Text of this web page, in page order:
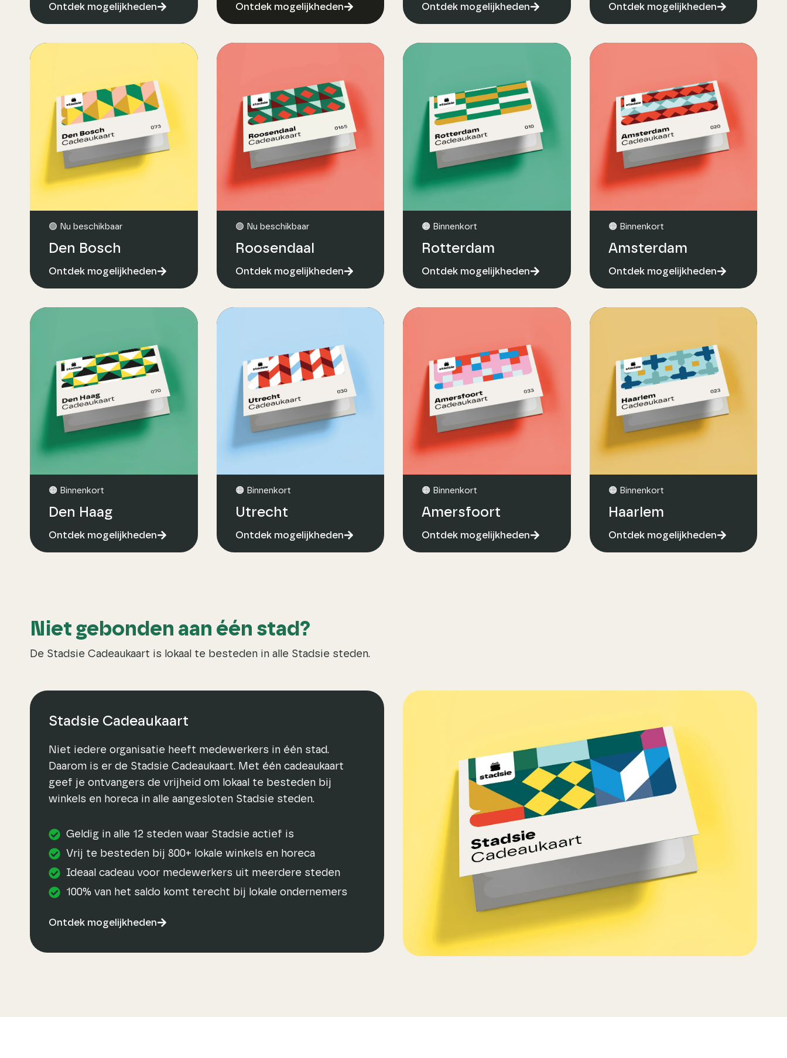
Ontdek mogelijkheden Ontdek mogelijkheden Ontdek mogelijkheden Ontdek mogelijkheden
🟢 Nu beschikbaar
Den Bosch
Ontdek mogelijkheden
🟢 Nu beschikbaar
Roosendaal
Ontdek mogelijkheden
🟠 Binnenkort
Rotterdam
Ontdek mogelijkheden
🟠 Binnenkort
Amsterdam
Ontdek mogelijkheden
🟠 Binnenkort
Den Haag
Ontdek mogelijkheden
🟠 Binnenkort
Utrecht
Ontdek mogelijkheden
🟠 Binnenkort
Amersfoort
Ontdek mogelijkheden
🟠 Binnenkort
Haarlem
Ontdek mogelijkheden
Niet gebonden aan één stad?
De Stadsie Cadeaukaart is lokaal te besteden in alle Stadsie steden.
Stadsie Cadeaukaart
Niet iedere organisatie heeft medewerkers in één stad.
Daarom is er de Stadsie Cadeaukaart. Met één cadeaukaart
geef je ontvangers de vrijheid om lokaal te besteden bij
winkels en horeca in alle aangesloten Stadsie steden.
Geldig in alle 12 steden waar Stadsie actief is
Vrij te besteden bij 800+ lokale winkels en horeca
Ideaal cadeau voor medewerkers uit meerdere steden
100% van het saldo komt terecht bij lokale ondernemers
Ontdek mogelijkheden